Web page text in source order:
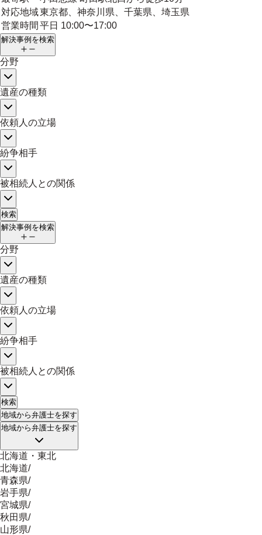
対応地域東京都、神奈川県、千葉県、埼玉県
営業時間 平日 10:00〜17:00
解決事例を検索
分野
遺産の種類
依頼人の立場
紛争相手
被相続人との関係
検索
解決事例を検索
分野
遺産の種類
依頼人の立場
紛争相手
被相続人との関係
検索
地域から弁護士を探す
地域から弁護士を探す
北海道・東北
北海道/
青森県/
岩手県/
宮城県/
秋田県/
山形県/